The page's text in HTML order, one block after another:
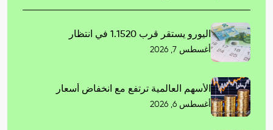
اليورو يستقر قرب 1.1520 في انتظار
أغسطس 7, 2026
الأسهم العالمية ترتفع مع انخفاض أسعار
أغسطس 6, 2026